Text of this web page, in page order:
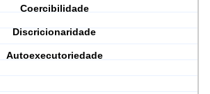
Coercibilidade
Discricionaridade
Autoexecutoriedade